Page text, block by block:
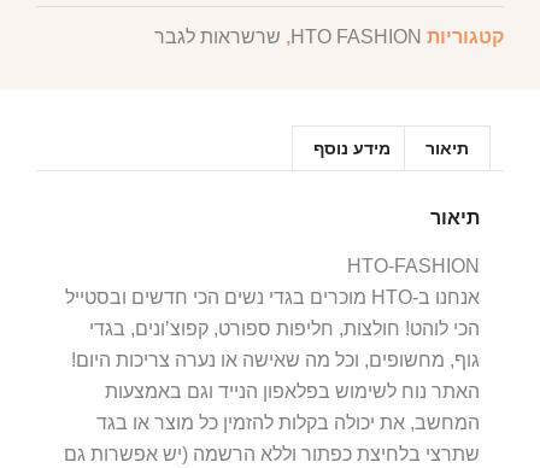
קטגוריות HTO FASHION
, שרשראות לגבר
תיאור מידע נוסף
תיאור
HTO-FASHION
אנחנו ב-HTO מוכרים בגדי נשים הכי חדשים ובסטייל
הכי לוהט! חולצות, חליפות ספורט, קפוצ’ונים, בגדי
גוף, מחשופים, וכל מה שאישה או נערה צריכות היום!
האתר נוח לשימוש בפלאפון הנייד וגם באמצעות
המחשב, את יכולה בקלות להזמין כל מוצר או בגד
שתרצי בלחיצת כפתור וללא הרשמה (יש אפשרות גם